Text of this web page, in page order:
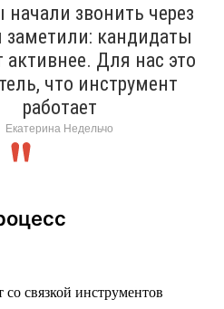
звонить через
заметили: кандидаты
активнее. Для нас это
что инструмент
работает
Екатерина Недельчо
связкой инструментов